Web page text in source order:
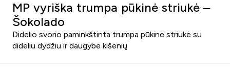
MP vyriška trumpa pūkinė striukė –
Šokolado
Didelio svorio paminkštinta trumpa pūkinė striukė su
dideliu dydžiu ir daugybe kišenių